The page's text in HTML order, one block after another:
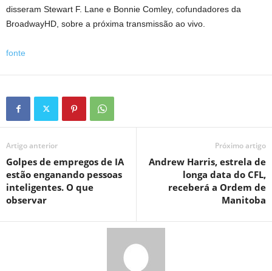
disseram Stewart F. Lane e Bonnie Comley, cofundadores da
BroadwayHD, sobre a próxima transmissão ao vivo.
fonte
Artigo anterior
Golpes de empregos de IA
estão enganando pessoas
inteligentes. O que
observar
Próximo artigo
Andrew Harris, estrela de
longa data do CFL,
receberá a Ordem de
Manitoba